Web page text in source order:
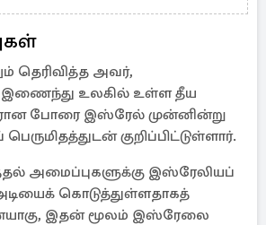
தெரிவித்த அவர்,
இணைந்து உலகில் உள்ள தீய
போரை இஸ்ரேல் முன்னின்று
குறிப்பிட்டுள்ளார்.
அமைப்புகளுக்கு இஸ்ரேலியப்
கொடுத்துள்ளதாகத்
இதன் மூலம் இஸ்ரேலை